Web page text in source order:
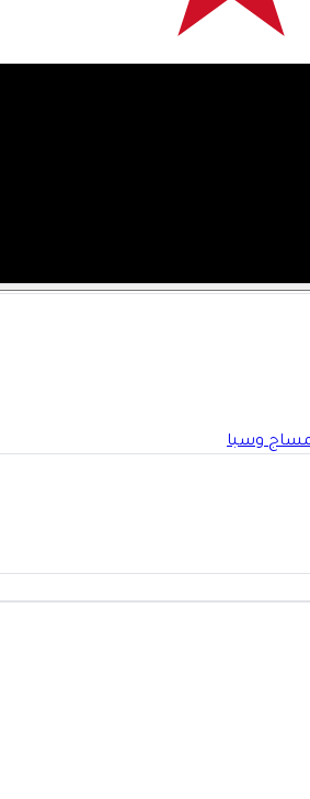
وسبا